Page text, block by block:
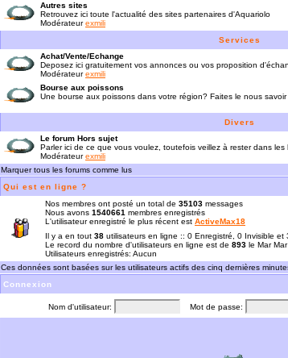
Autres sites
Retrouvez ici toute l'actualité des sites partenaires d'Aquariolo
Modérateurexmili
Services
Achat/Vente/Echange
Deposez ici gratuitement vos annonces ou vos proposition
Modérateurexmili
Bourse aux poissons
Une bourse aux poissons dans votre région? Faites le nous savoir
Divers
Le forum Hors sujet
Parler ici de ce que vous voulez, toutefois veillez à rester dans les
Modérateurexmili
Marquer tous les forums comme lus
Qui est en ligne ?
Nos membres ont posté un total de 35103 messages
Nous avons 1540661 membres enregistrés
L'utilisateur enregistré le plus récent est ActiveMax18
Il y a en tout 38 utilisateurs en ligne :: 0 Enregistré, 0 Invisible
Le record du nombre d'utilisateurs en ligne est de 893 le Mar
Utilisateurs enregistrés: Aucun
Ces données sont basées sur les utilisateurs actifs des cinq dernières
Connexion
Nom d'utilisateur: Mot de passe: